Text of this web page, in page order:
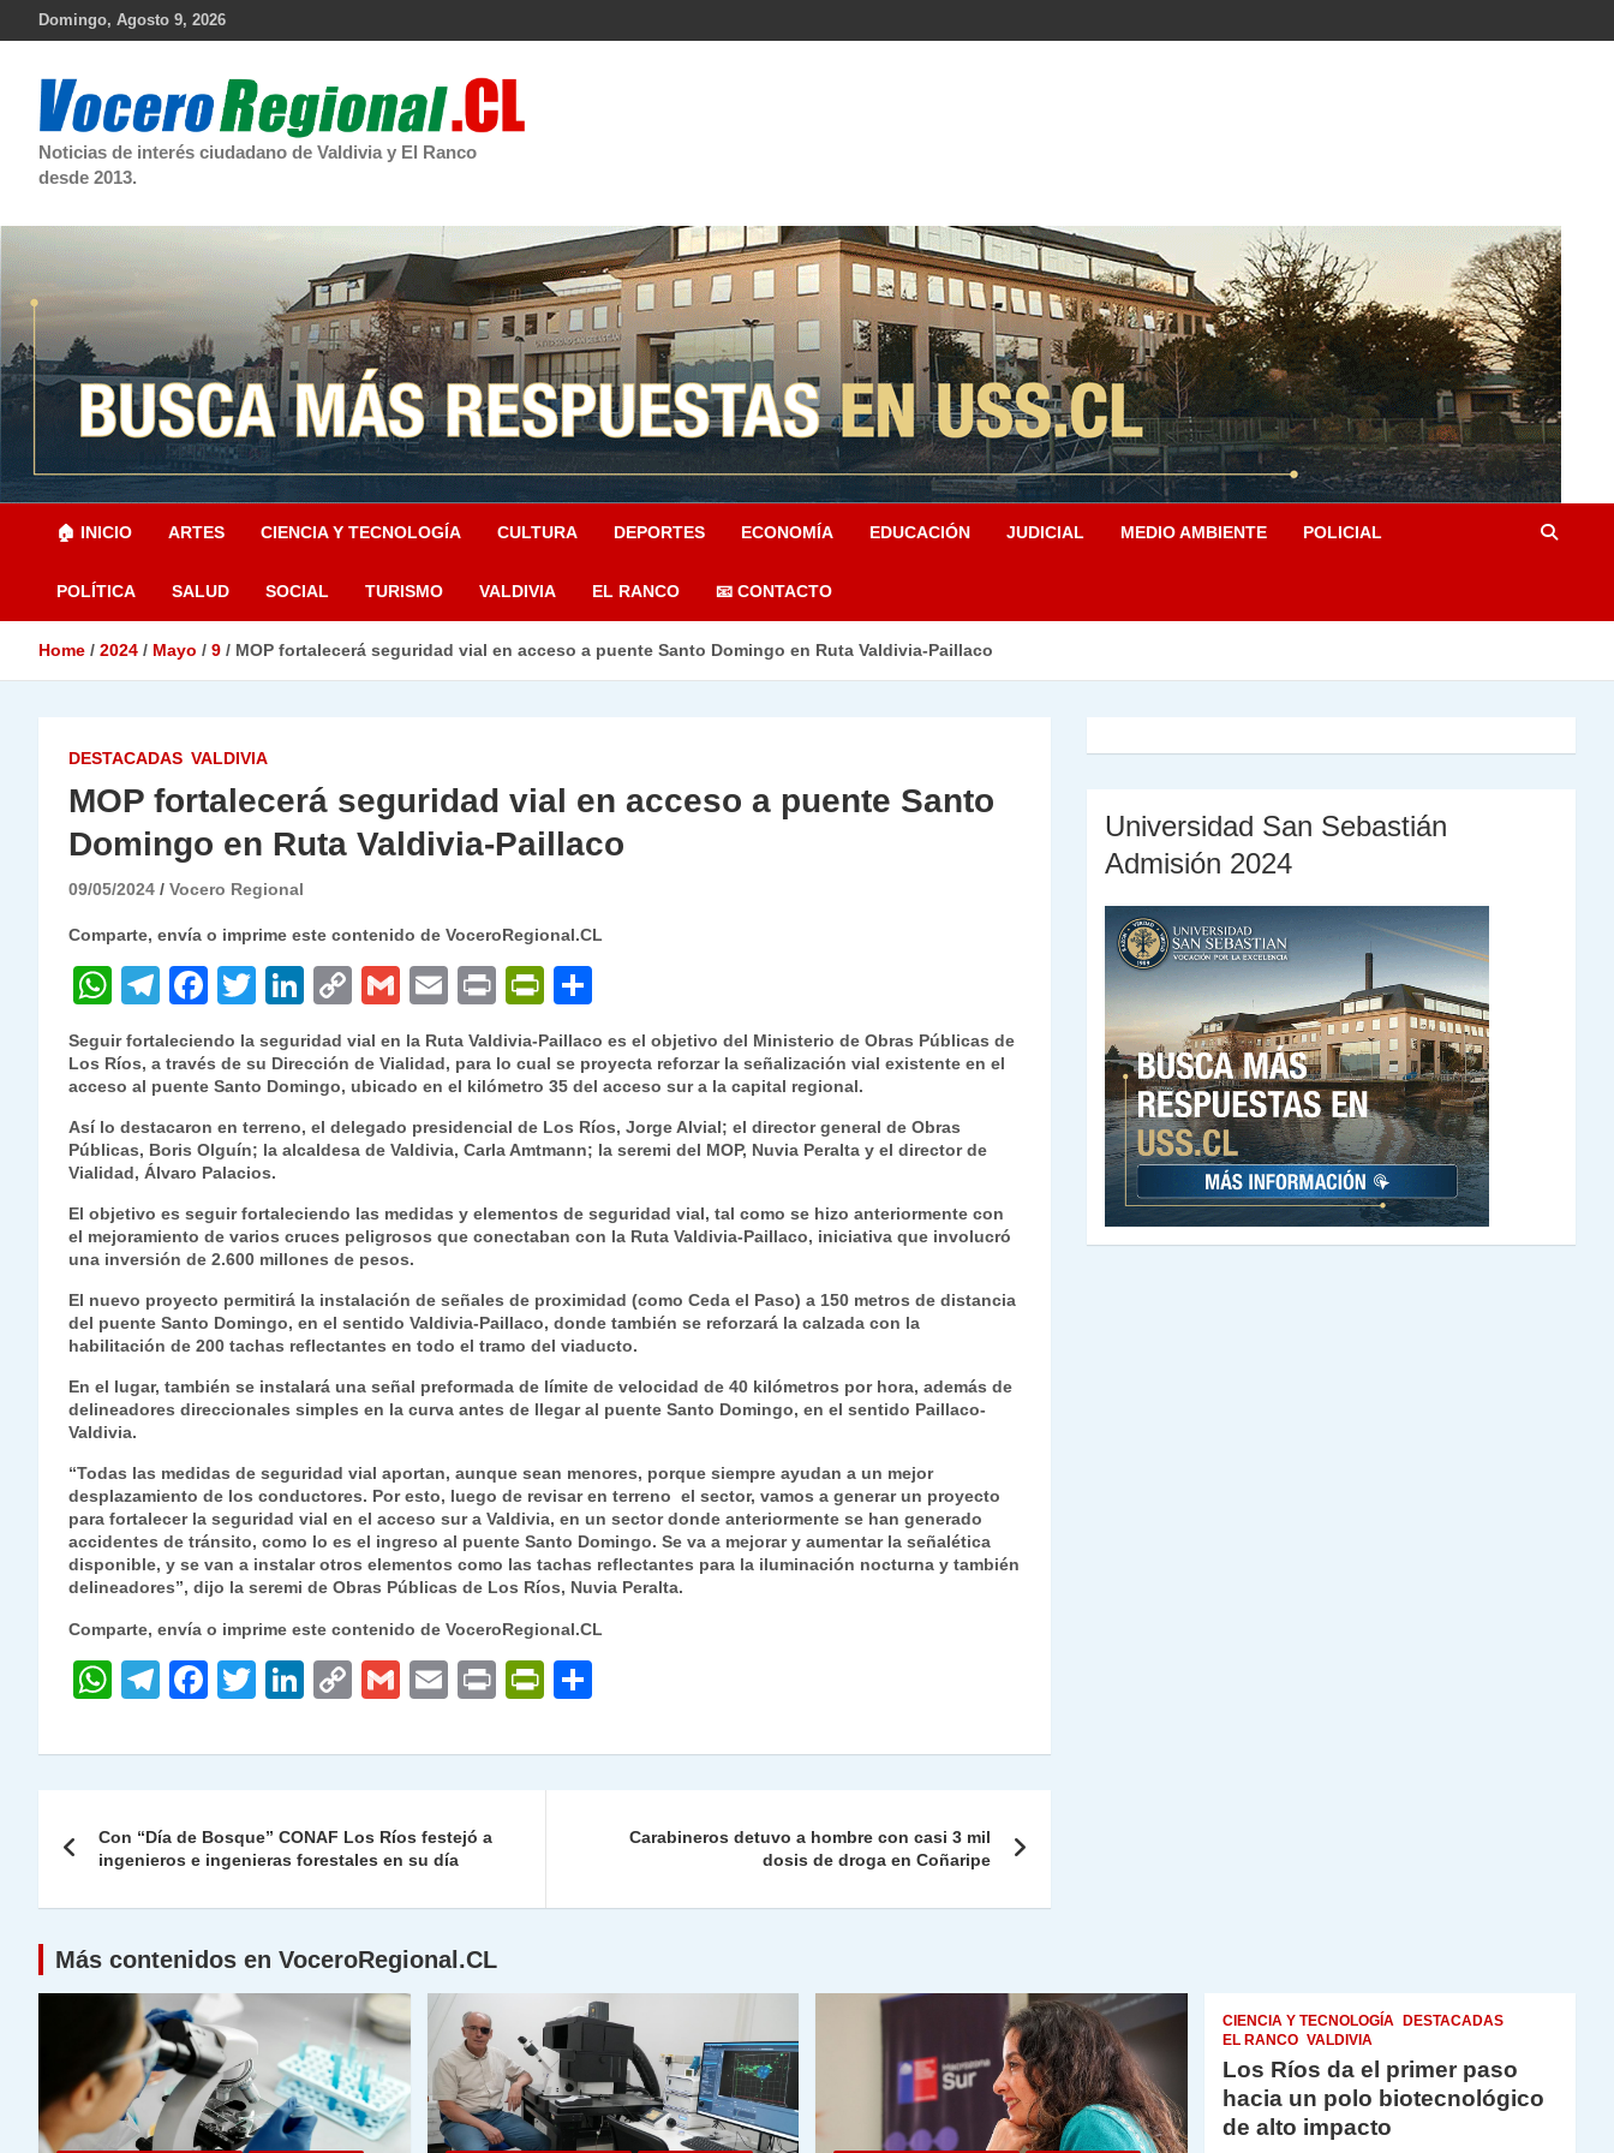
Domingo, Agosto 9, 2026
Noticias de interés ciudadano de Valdivia y El Ranco
desde 2013.
🏠 INICIO ARTES CIENCIA Y TECNOLOGÍA CULTURA DEPORTES ECONOMÍA EDUCACIÓN JUDICIAL MEDIO AMBIENTE POLICIAL
POLÍTICA SALUD SOCIAL TURISMO VALDIVIA EL RANCO 📧 CONTACTO
Home 2024 Mayo 9 MOP fortalecerá seguridad vial en acceso a puente Santo Domingo en Ruta Valdivia-Paillaco
DESTACADAS VALDIVIA
MOP fortalecerá seguridad vial en acceso a puente Santo
Domingo en Ruta Valdivia-Paillaco
09/05/2024 Vocero Regional
Comparte, envía o imprime este contenido de VoceroRegional.CL
W
h
at
s
A
p
p
T
el
e
gr
a
m
F
a
c
e
b
o
o
k
T
itt
er
Li
n
k
e
dI
C
o
p
y
Li
k
G
m
ai
l
E
m
ai
l
P
ri
nt
P
ri
nt
Fr
ie
dl
y
m
p
ar
Seguir fortaleciendo la seguridad vial en la Ruta Valdivia-Paillaco es el objetivo del Ministerio de Obras Públicas de
Los Ríos, a través de su Dirección de Vialidad, para lo cual se proyecta reforzar la señalización vial existente en el
acceso al puente Santo Domingo, ubicado en el kilómetro 35 del acceso sur a la capital regional.
Así lo destacaron en terreno, el delegado presidencial de Los Ríos, Jorge Alvial; el director general de Obras
Públicas, Boris Olguín; la alcaldesa de Valdivia, Carla Amtmann; la seremi del MOP, Nuvia Peralta y el director de
Vialidad, Álvaro Palacios.
El objetivo es seguir fortaleciendo las medidas y elementos de seguridad vial, tal como se hizo anteriormente con
el mejoramiento de varios cruces peligrosos que conectaban con la Ruta Valdivia-Paillaco, iniciativa que involucró
una inversión de 2.600 millones de pesos.
El nuevo proyecto permitirá la instalación de señales de proximidad (como Ceda el Paso) a 150 metros de distancia
del puente Santo Domingo, en el sentido Valdivia-Paillaco, donde también se reforzará la calzada con la
habilitación de 200 tachas reflectantes en todo el tramo del viaducto.
En el lugar, también se instalará una señal preformada de límite de velocidad de 40 kilómetros por hora, además de
delineadores direccionales simples en la curva antes de llegar al puente Santo Domingo, en el sentido Paillaco-
Valdivia.
“Todas las medidas de seguridad vial aportan, aunque sean menores, porque siempre ayudan a un mejor
desplazamiento de los conductores. Por esto, luego de revisar en terreno el sector, vamos a generar un proyecto
para fortalecer la seguridad vial en el acceso sur a Valdivia, en un sector donde anteriormente se han generado
accidentes de tránsito, como lo es el ingreso al puente Santo Domingo. Se va a mejorar y aumentar la señalética
disponible, y se van a instalar otros elementos como las tachas reflectantes para la iluminación nocturna y también
delineadores”, dijo la seremi de Obras Públicas de Los Ríos, Nuvia Peralta.
Comparte, envía o imprime este contenido de VoceroRegional.CL
W
at
A
p
p
T
e
a
m
F
c
b
o
o
k
T
itt
Li
k
dI
n
C
p
Li
n
k
G
ai
E
ai
P
nt
P
nt
dl
m
de
entradas
Con “Día de Bosque” CONAF Los Ríos festejó a
ingenieros e ingenieras forestales en su día
Carabineros detuvo a hombre con casi 3 mil
dosis de droga en Coñaripe
Universidad San Sebastián
Admisión 2024
Más contenidos en VoceroRegional.CL
CIENCIA Y TECNOLOGÍA
DESTACADAS
EL RANCO VALDIVIA
Los Ríos da el primer paso
hacia un polo biotecnológico
de alto impacto